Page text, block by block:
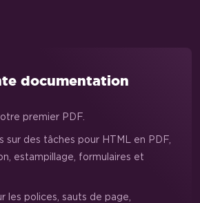
documentation
premier PDF.
sur des tâches pour HTML en PDF,
estampillage, formulaires et
les polices, sauts de page,